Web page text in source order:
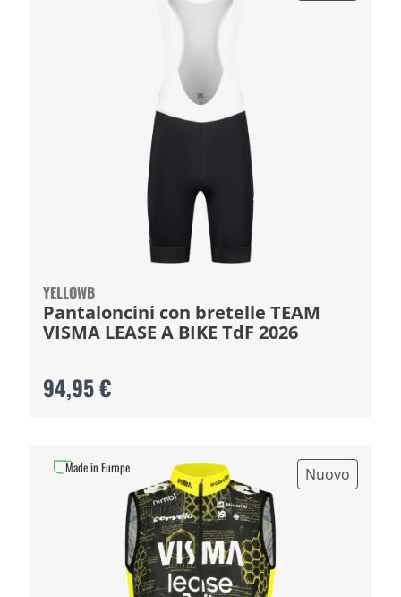
YELLOWB
Pantaloncini con bretelle TEAM
VISMA LEASE A BIKE TdF 2026
94,95 €
Nuovo
Made in Europe